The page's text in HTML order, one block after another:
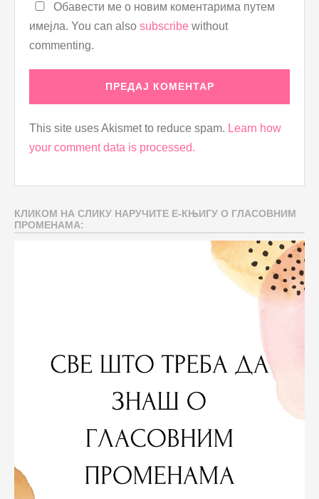
Обавести ме о новим коментарима путем
имејла. You can also subscribe without
commenting.
This site uses Akismet to reduce spam. Learn how
your comment data is processed.
КЛИКОМ НА СЛИКУ НАРУЧИТЕ Е-КЊИГУ О ГЛАСОВНИМ
ПРОМЕНАМА: